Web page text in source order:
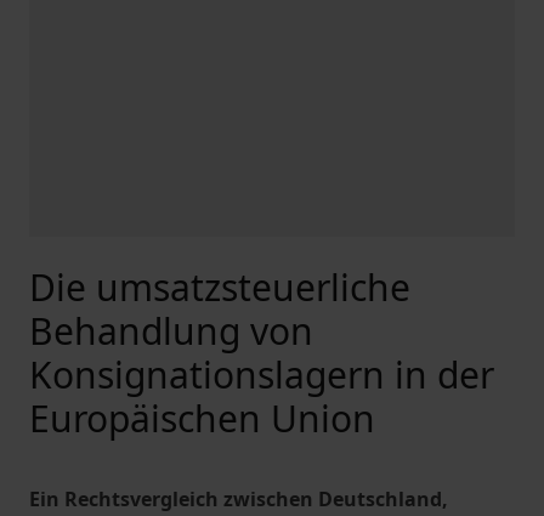
Die umsatzsteuerliche
Behandlung von
Konsignationslagern in der
Europäischen Union
Ein Rechtsvergleich zwischen Deutschland,